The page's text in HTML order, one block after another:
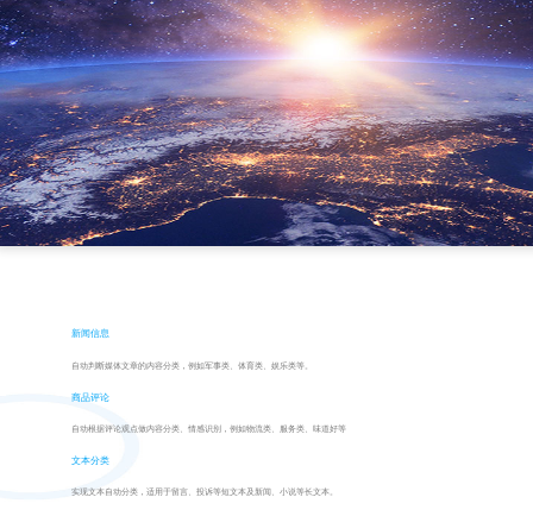
新闻信息
自动判断媒体文章的内容分类，例如军事类、体育类、娱乐类等。
商品评论
自动根据评论观点做内容分类、情感识别，例如物流类、服务类、味道好等
文本分类
实现文本自动分类，适用于留言、投诉等短文本及新闻、小说等长文本。